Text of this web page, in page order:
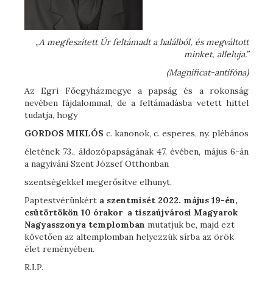
„A megfeszített Úr feltámadt a halálból, és megváltott
minket, alleluja.”
(Magnificat-antifóna)
Az Egri Főegyházmegye a papság és a rokonság
nevében fájdalommal, de a feltámadásba vetett hittel
tudatja, hogy
GORDOS MIKLÓS c. kanonok, c. esperes, ny. plébános
életének 73., áldozópapságának 47. évében, május 6-án
a nagyiváni Szent József Otthonban
szentségekkel megerősítve elhunyt.
Paptestvérünkért a szentmisét 2022. május 19-én,
csütörtökön 10 órakor a tiszaújvárosi Magyarok
Nagyasszonya templomban mutatjuk be, majd ezt
követően az altemplomban helyezzük sírba az örök
élet reményében.
R.I.P.